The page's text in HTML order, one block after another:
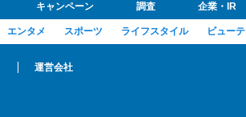
キャンペーン 調査 企業・IR
エンタメ スポーツ ライフスタイル ビューテ
運営会社